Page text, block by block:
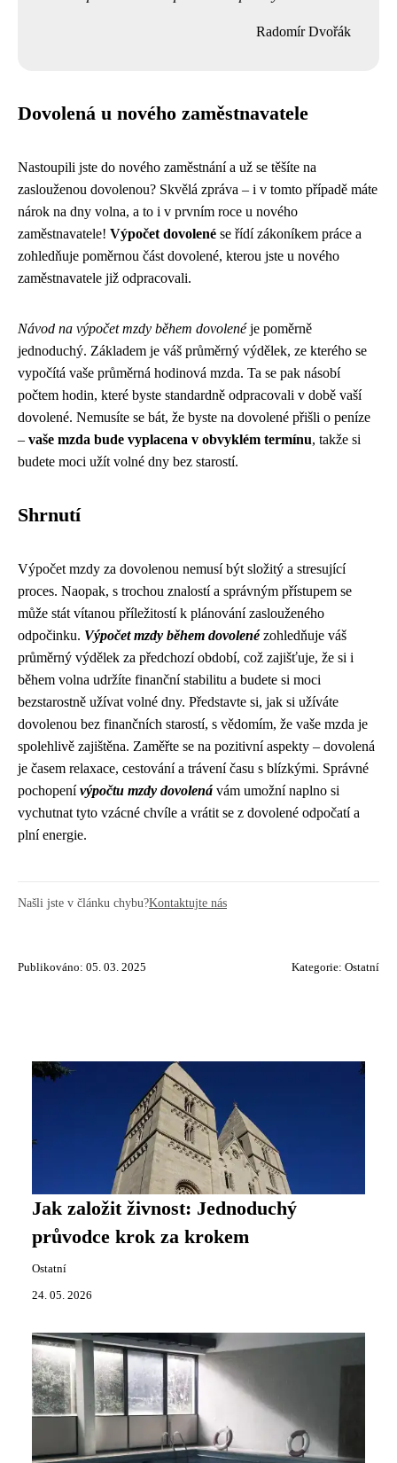
Radomír Dvořák
Dovolená u nového zaměstnavatele
Nastoupili jste do nového zaměstnání a už se těšíte na
zaslouženou dovolenou? Skvělá zpráva – i v tomto případě máte
nárok na dny volna, a to i v prvním roce u nového
zaměstnavatele! Výpočet dovolené se řídí zákoníkem práce a
zohledňuje poměrnou část dovolené, kterou jste u nového
zaměstnavatele již odpracovali.
Návod na výpočet mzdy během dovolenéje poměrně
jednoduchý. Základem je váš průměrný výdělek, ze kterého se
vypočítá vaše průměrná hodinová mzda. Ta se pak násobí
počtem hodin, které byste standardně odpracovali v době vaší
dovolené. Nemusíte se bát, že byste na dovolené přišli o peníze
– vaše mzda bude vyplacena v obvyklém termínu, takže si
budete moci užít volné dny bez starostí.
Shrnutí
Výpočet mzdy za dovolenou nemusí být složitý a stresující
proces. Naopak, s trochou znalostí a správným přístupem se
může stát vítanou příležitostí k plánování zaslouženého
odpočinku. Výpočet mzdy během dovolenézohledňuje váš
průměrný výdělek za předchozí období, což zajišťuje, že si i
během volna udržíte finanční stabilitu a budete si moci
bezstarostně užívat volné dny. Představte si, jak si užíváte
dovolenou bez finančních starostí, s vědomím, že vaše mzda je
spolehlivě zajištěna. Zaměřte se na pozitivní aspekty – dovolená
je časem relaxace, cestování a trávení času s blízkými. Správné
pochopenívýpočtu mzdy dovolená vám umožní naplno si
vychutnat tyto vzácné chvíle a vrátit se z dovolené odpočatí a
plní energie.
Našli jste v článku chybu?Kontaktujte nás
Publikováno: 05. 03. 2025 Kategorie: Ostatní
Jak založit živnost: Jednoduchý
průvodce krok za krokem
Ostatní
24. 05. 2026